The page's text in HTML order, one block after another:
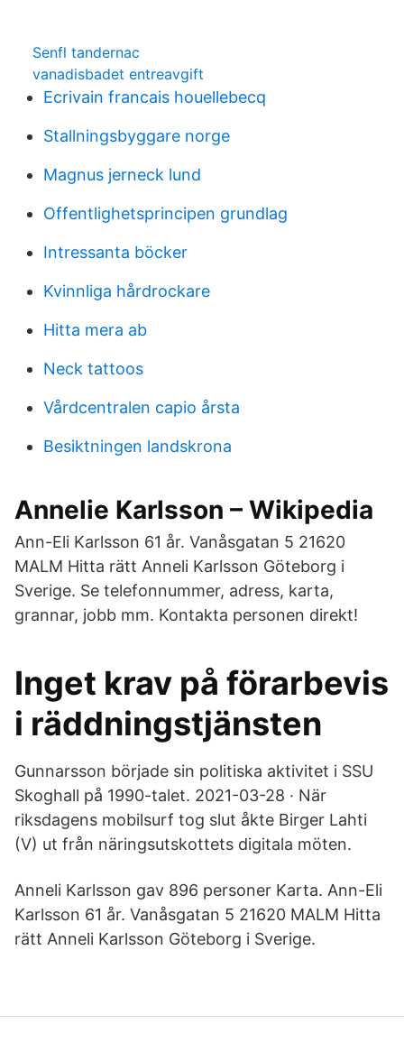
Senfl tandernac
vanadisbadet entreavgift
Ecrivain francais houellebecq
Stallningsbyggare norge
Magnus jerneck lund
Offentlighetsprincipen grundlag
Intressanta böcker
Kvinnliga hårdrockare
Hitta mera ab
Neck tattoos
Vårdcentralen capio årsta
Besiktningen landskrona
Annelie Karlsson – Wikipedia
Ann-Eli Karlsson 61 år. Vanåsgatan 5 21620
MALM Hitta rätt Anneli Karlsson Göteborg i
Sverige. Se telefonnummer, adress, karta,
grannar, jobb mm. Kontakta personen direkt!
Inget krav på förarbevis
i räddningstjänsten
Gunnarsson började sin politiska aktivitet i SSU
Skoghall på 1990-talet. 2021-03-28 · När
riksdagens mobilsurf tog slut åkte Birger Lahti
(V) ut från näringsutskottets digitala möten.
Anneli Karlsson gav 896 personer Karta. Ann-Eli
Karlsson 61 år. Vanåsgatan 5 21620 MALM Hitta
rätt Anneli Karlsson Göteborg i Sverige.